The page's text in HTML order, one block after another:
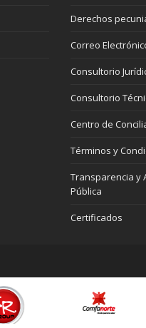
Derechos
Correo
Consultorio
Consultorio
Centro de
Términos y
Transparencia y
Pública
Certificados